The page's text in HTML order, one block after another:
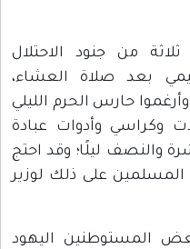
5/1969م حضر ثلاثة من جنود الاحتلال
بعد صلاة العشاء،
حارس الحرم الليلي
وكراسي وأدوات عبادة
والنصف ليلًا؛ وقد احتج
على ذلك لوزير
6/1969م منع بعض المستوطنين اليهود